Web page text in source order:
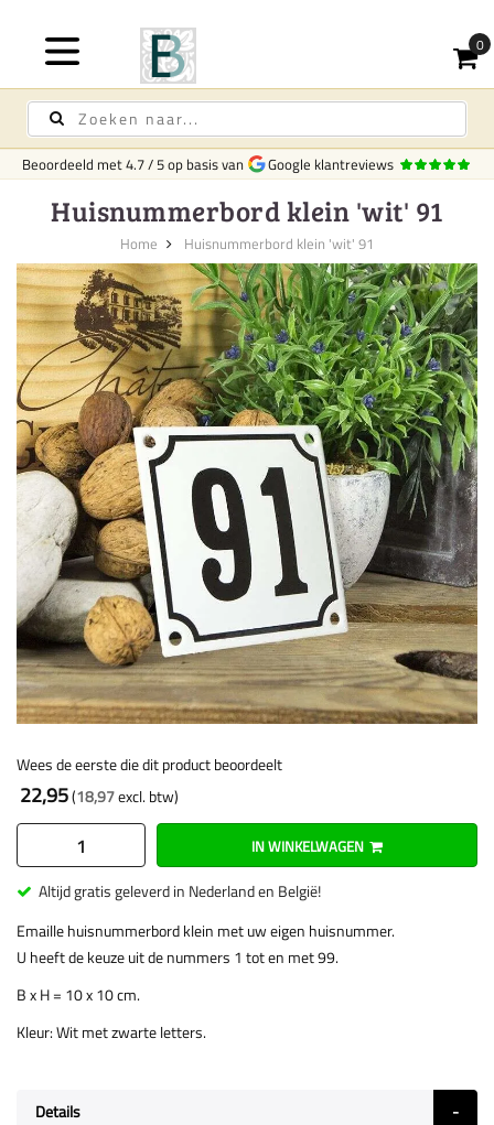
Beoordeeld met4.7/5op basis van Google klantreviews
Huisnummerbord klein 'wit' 91
Home Huisnummerbord klein 'wit' 91
Wees de eerste die dit product beoordeelt
22,95 18,97
IN WINKELWAGEN
Altijd gratis geleverd in Nederland en België!
Emaille huisnummerbord klein met uw eigen huisnummer.
U heeft de keuze uit de nummers 1 tot en met 99.
B x H = 10 x 10 cm.
Kleur: Wit met zwarte letters.
Details